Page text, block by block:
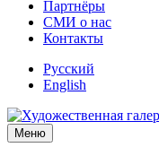
Партнёры
СМИ о нас
Контакты
Русский
English
Меню